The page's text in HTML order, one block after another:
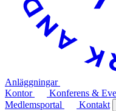
Anläggningar
Kontor
Konferens &
Medlemsportal
Kontakt